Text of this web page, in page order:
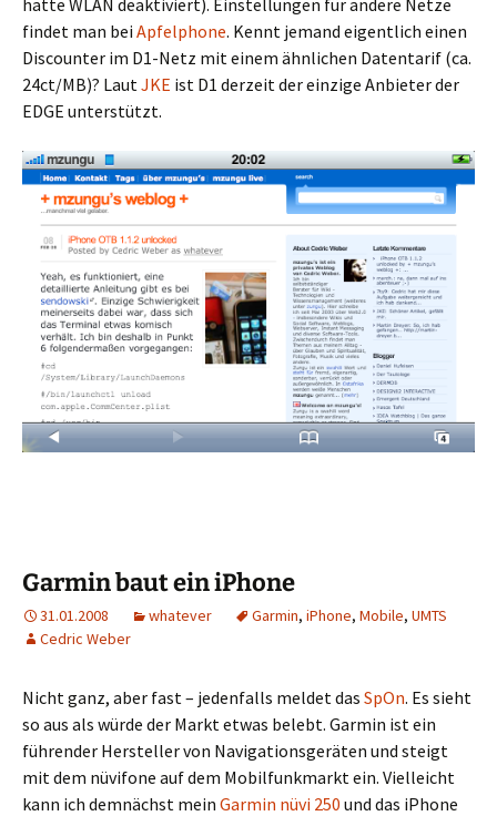
hatte WLAN deaktiviert). Einstellungen für andere Netze
findet man bei Apfelphone. Kennt jemand eigentlich einen
Discounter im D1-Netz mit einem ähnlichen Datentarif (ca.
24ct/MB)? LautJKE ist D1 derzeit der einzige Anbieter der
EDGE unterstützt.
Garmin baut ein iPhone
31.01.2008 whatever Garmin, iPhone, Mobile, UMTS
Cedric Weber
Nicht ganz, aber fast – jedenfalls meldet das SpOn. Es sieht
so aus als würde der Markt etwas belebt. Garmin ist ein
führender Hersteller von Navigationsgeräten und steigt
mit dem nüvifone auf dem Mobilfunkmarkt ein. Vielleicht
kann ich demnächst mein Garmin nüvi 250 und das iPhone